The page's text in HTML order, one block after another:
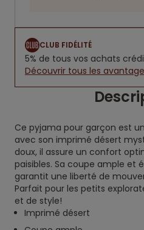
CLUB FIDÉLITÉ
5% de tous vos achats
Découvrir tous les
Ce pyjama pour garçon est
avec son imprimé désert
doux, il assure un confort
paisibles. Sa coupe ample et
garantit une liberté de
Parfait pour les petits
et de style!
Imprimé désert